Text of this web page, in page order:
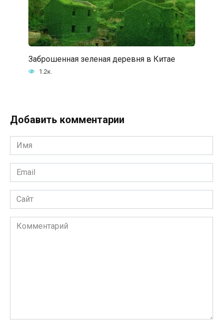
Заброшенная зеленая деревня в Китае
1.2к.
Добавить комментарии
Имя
*
Email
*
Сайт
Комментарий